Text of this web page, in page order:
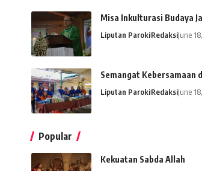
Misa Inkulturasi Budaya
Liputan ParokiRedaksiJune
Semangat Kebersamaan
Liputan ParokiRedaksiJune
Popular
Kekuatan Sabda Allah